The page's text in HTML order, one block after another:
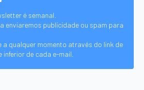
é semanal.
enviaremos publicidade ou spam para
a qualquer momento através do link de
de cada e-mail.